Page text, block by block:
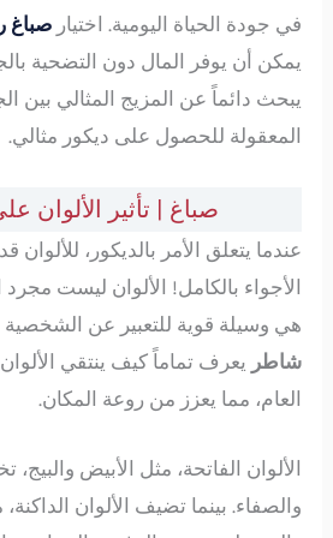
في جودة الحياة اليومية. اختيارصباغ
يمكن أن يوفر المال دون التضحية
يبحث دائماً عن المزيج المثالي بين
المعقولة للحصول على ديكور مثالي.
صباغ | تأثير الألوان
عندما يتعلق الأمر بالديكور،
الأجواء بالكامل! الألوان ليست
هي وسيلة قوية للتعبير عن الشخصية
شاطر يعرف تماماً كيف ينتقي
العام، مما يعزز من روعة المكان.
الألوان الفاتحة، مثل الأبيض
والصفاء. بينما تضيف الألوان